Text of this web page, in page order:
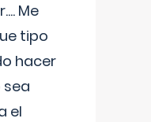
Me
tipo
hacer
sea
el